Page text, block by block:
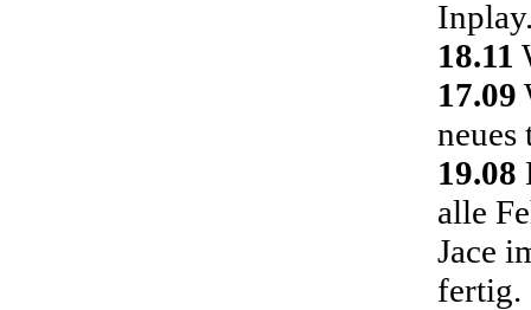
18.11
17.09
19.08
alle
Jace
fertig.